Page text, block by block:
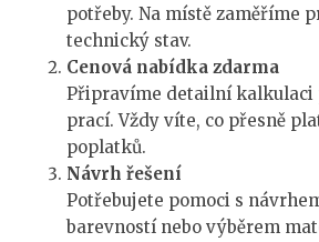
potřeby. Na místě zaměříme
technický stav.
Cenová nabídka zdarma
Připravíme detailní kalkulaci
prací. Vždy víte, co přesně
poplatků.
Návrh řešení
Potřebujete pomoci s
barevností nebo výběrem